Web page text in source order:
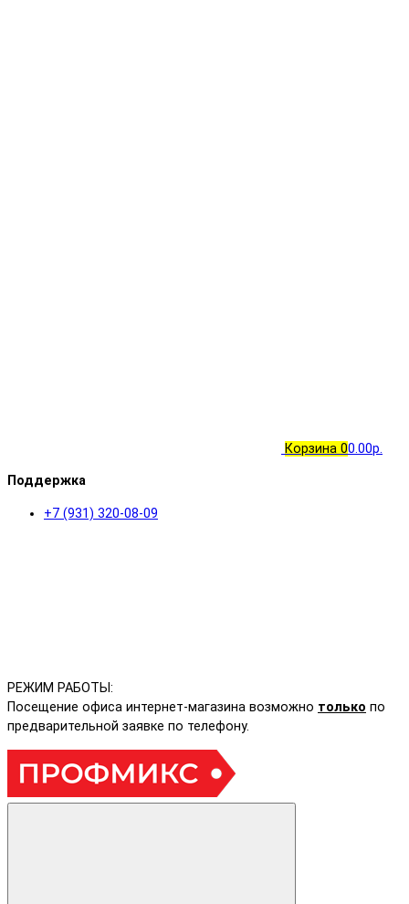
Корзина 00.00р.
Поддержка
+7 (931) 320-08-09
РЕЖИМ РАБОТЫ:
Посещение офиса интернет-магазина возможно только по
предварительной заявке по телефону.